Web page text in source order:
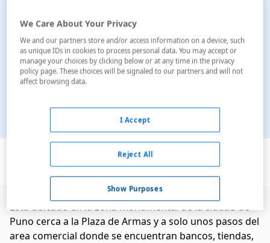
Ver en el mapa
Esta ubicado en la zona monumental de la ciudad de
Puno cerca a la Plaza de Armas y a solo unos pasos del
area comercial donde se encuentran bancos, tiendas,
We Care About Your Privacy
We and our partners store and/or access information on a device, such
as unique IDs in cookies to process personal data. You may accept or
manage your choices by clicking below or at any time in the privacy
policy page. These choices will be signaled to our partners and will not
affect browsing data.
Show Purposes
Reject All
I Accept